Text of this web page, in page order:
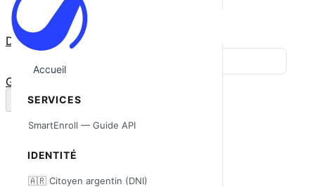
中文
Docs
GitHub
Accueil
SERVICES
SmartEnroll — Guide API
IDENTITÉ
🇦🇷 Citoyen argentin (DNI)